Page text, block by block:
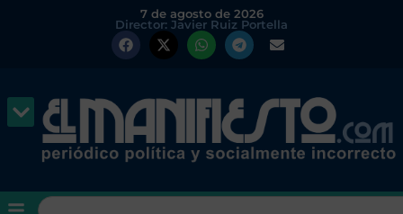
7 de agosto de 2026
Director: Javier Ruiz Portella